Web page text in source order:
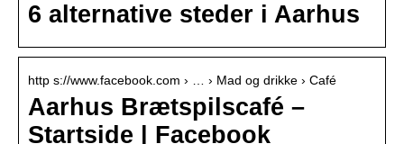
6 alternative steder i Aarhus
http s://www.facebook.com › … › Mad og drikke › Café
Aarhus Brætspilscafé –
Startside | Facebook